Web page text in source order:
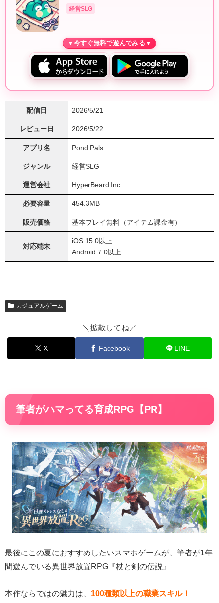
経営SLG
配信日 2026/5/21
レビュー日 2026/5/22
アプリ名 Pond Pals
ジャンル 経営SLG
運営会社 HyperBeard Inc.
必要容量 454.3MB
販売価格 基本プレイ無料（アイテム課金有）
対応端末
iOS:15.0以上
Android:7.0以上
カジュアルゲーム
＼拡散してね／
X Facebook LINE
筆者がハマってる育成RPG【PR】
最後にこの夏におすすめしたいスマホゲームが、筆者が1年
間遊んでいる異世界放置RPG『杖と剣の伝説』
本作ならではの魅力は、 100種類以上の職業スキル！